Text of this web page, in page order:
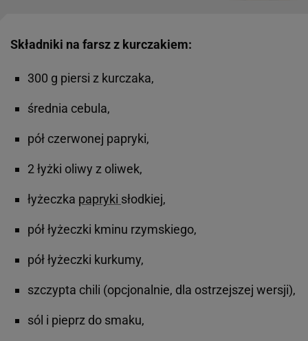
Składniki na farsz z kurczakiem:
300 g piersi z kurczaka,
średnia cebula,
pół czerwonej papryki,
2 łyżki oliwy z oliwek,
łyżeczka papryki słodkiej,
pół łyżeczki kminu rzymskiego,
pół łyżeczki kurkumy,
szczypta chili (opcjonalnie, dla ostrzejszej wersji),
sól i pieprz do smaku,